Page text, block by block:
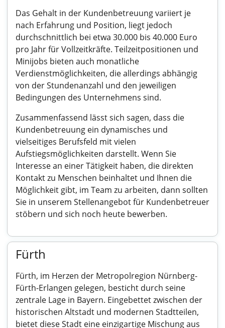
Das Gehalt in der Kundenbetreuung variiert je
nach Erfahrung und Position, liegt jedoch
durchschnittlich bei etwa 30.000 bis 40.000 Euro
pro Jahr für Vollzeitkräfte. Teilzeitpositionen und
Minijobs bieten auch monatliche
Verdienstmöglichkeiten, die allerdings abhängig
von der Stundenanzahl und den jeweiligen
Bedingungen des Unternehmens sind.
Zusammenfassend lässt sich sagen, dass die
Kundenbetreuung ein dynamisches und
vielseitiges Berufsfeld mit vielen
Aufstiegsmöglichkeiten darstellt. Wenn Sie
Interesse an einer Tätigkeit haben, die direkten
Kontakt zu Menschen beinhaltet und Ihnen die
Möglichkeit gibt, im Team zu arbeiten, dann sollten
Sie in unserem Stellenangebot für Kundenbetreuer
stöbern und sich noch heute bewerben.
Fürth
Fürth, im Herzen der Metropolregion Nürnberg-
Fürth-Erlangen gelegen, besticht durch seine
zentrale Lage in Bayern. Eingebettet zwischen der
historischen Altstadt und modernen Stadtteilen,
bietet diese Stadt eine einzigartige Mischung aus